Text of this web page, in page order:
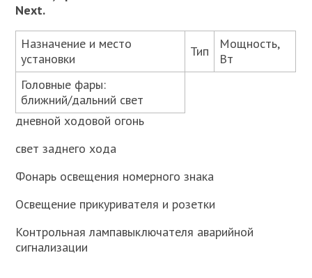
Next.
Назначение и место
установки
Тип
Мощность,
Вт
Головные фары:
ближний/дальний свет
дневной ходовой огонь
свет заднего хода
Фонарь освещения номерного знака
Освещение прикуривателя и розетки
Контрольная лампавыключателя аварийной
сигнализации